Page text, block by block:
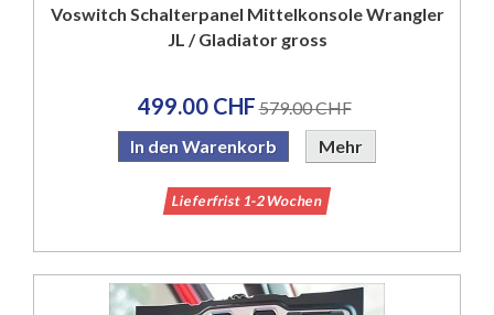
Voswitch Schalterpanel Mittelkonsole Wrangler
JL / Gladiator gross
499.00 CHF579.00 CHF
In den Warenkorb
Mehr
Lieferfrist 1-2 Wochen